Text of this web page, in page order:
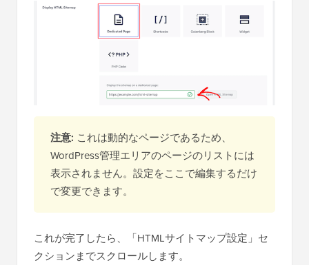
注意: これは動的なページであるため、
WordPress管理エリアのページのリストには
表示されません。設定をここで編集するだけ
で変更できます。
これが完了したら、「HTMLサイトマップ設定」セ
クションまでスクロールします。